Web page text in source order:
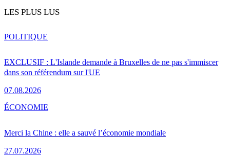
LES PLUS LUS
EXCLUSIF : L'Islande demande à Bruxelles de ne pas s'immiscer
dans son référendum sur l'UE
07.08.2026
POLITIQUE
Merci la Chine : elle a sauvé l’économie mondiale
27.07.2026
ÉCONOMIE